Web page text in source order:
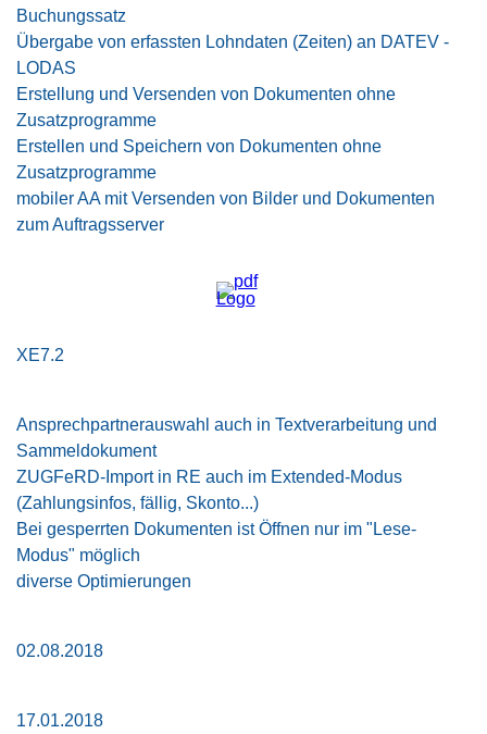
Buchungssatz
Übergabe von erfassten Lohndaten (Zeiten) an DATEV -
LODAS
Erstellung und Versenden von Dokumenten ohne
Zusatzprogramme
Erstellen und Speichern von Dokumenten ohne
Zusatzprogramme
mobiler AA mit Versenden von Bilder und Dokumenten
zum Auftragsserver
XE7.2
Ansprechpartnerauswahl auch in Textverarbeitung und
Sammeldokument
ZUGFeRD-Import in RE auch im Extended-Modus
(Zahlungsinfos, fällig, Skonto...)
Bei gesperrten Dokumenten ist Öffnen nur im "Lese-
Modus" möglich
diverse Optimierungen
02.08.2018
17.01.2018